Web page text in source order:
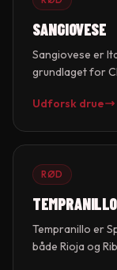
SANGIOVESE
Sangiovese er
grundlaget for
medium til fulde
(Sangiovese
Udforsk drue
RØD
TEMPRANILLO
Tempranillo er
både Rioja og